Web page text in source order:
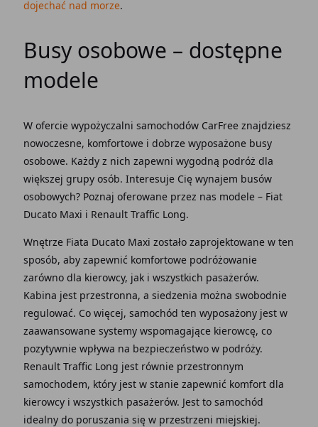
dojechać nad morze.
Busy osobowe – dostępne
modele
W ofercie wypożyczalni samochodów CarFree znajdziesz
nowoczesne, komfortowe i dobrze wyposażone busy
osobowe. Każdy z nich zapewni wygodną podróż dla
większej grupy osób. Interesuje Cię wynajem busów
osobowych? Poznaj oferowane przez nas modele – Fiat
Ducato Maxi i Renault Traffic Long.
Wnętrze Fiata Ducato Maxi zostało zaprojektowane w ten
sposób, aby zapewnić komfortowe podróżowanie
zarówno dla kierowcy, jak i wszystkich pasażerów.
Kabina jest przestronna, a siedzenia można swobodnie
regulować. Co więcej, samochód ten wyposażony jest w
zaawansowane systemy wspomagające kierowcę, co
pozytywnie wpływa na bezpieczeństwo w podróży.
Renault Traffic Long jest równie przestronnym
samochodem, który jest w stanie zapewnić komfort dla
kierowcy i wszystkich pasażerów. Jest to samochód
idealny do poruszania się w przestrzeni miejskiej.